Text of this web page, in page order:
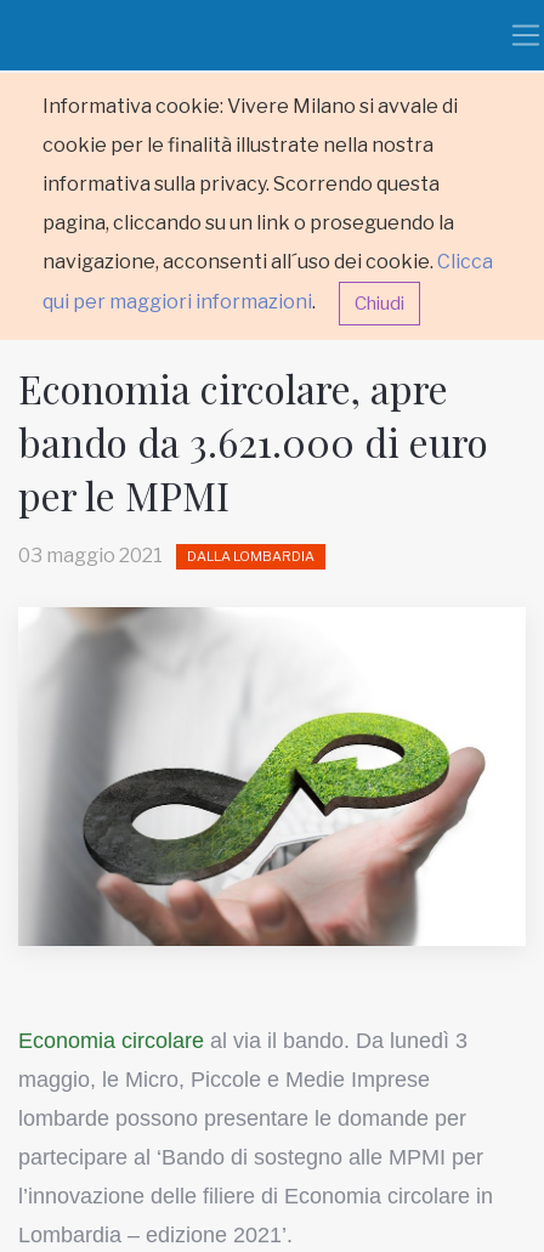
Informativa cookie: Vivere Milano si avvale di
cookie per le finalità illustrate nella nostra
informativa sulla privacy. Scorrendo questa
pagina, cliccando su un link o proseguendo la
navigazione, acconsenti all´uso dei cookie. Clicca
qui per maggiori informazioni. Chiudi
HOME
www.viveremilano.info
Fondato e diretto da Enzo De
Bernardis
EDB edizioni - Via Brivio angolo C.
Imbonati, 89 20159 Milano (Italia)
Informativa sulla privacy
Economia circolare, apre
bando da 3.621.000 di euro
per le MPMI
03 maggio 2021 DALLA LOMBARDIA
Economia circolare al via il bando. Da lunedì 3
maggio, le Micro, Piccole e Medie Imprese
lombarde possono presentare le domande per
partecipare al ‘Bando di sostegno alle MPMI per
l’innovazione delle filiere di Economia circolare in
Lombardia – edizione 2021’.